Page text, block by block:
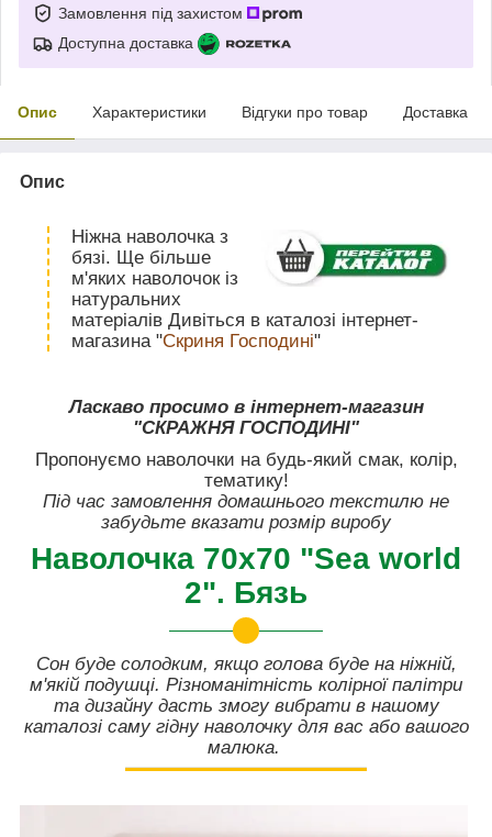
Замовлення під захистом
Доступна доставка
Опис Характеристики Відгуки про товар Доставка
Опис
Ніжна наволочка з
бязі. Ще більше
м'яких наволочок із
натуральних
матеріалів Дивіться в каталозі інтернет-
магазина "Скриня Господині"
Ласкаво просимо в інтернет-магазин
"СКРАЖНЯ ГОСПОДИНІ"
Пропонуємо наволочки на будь-який смак, колір,
тематику!
Під час замовлення домашнього текстилю не
забудьте вказати розмір виробу
Наволочка 70х70 "Sea world
2". Бязь
Сон буде солодким, якщо голова буде на ніжній,
м'якій подушці. Різноманітність колірної палітри
та дизайну дасть змогу вибрати в нашому
каталозі саму гідну наволочку для вас або вашого
малюка.